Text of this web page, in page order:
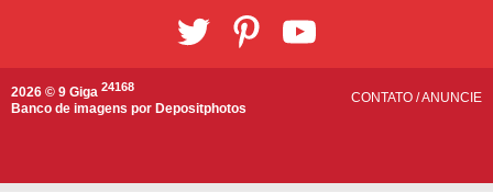
2026 © 9 Giga 24168
Banco de imagens por Depositphotos
CONTATO /ANUNCIE